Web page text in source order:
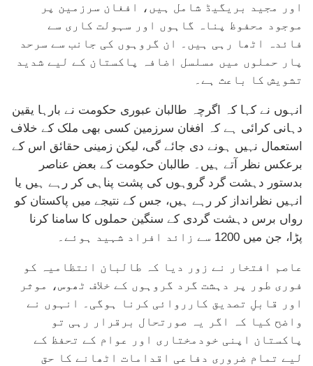
اور مجید بریگیڈ شامل ہیں، افغان سرزمین پر
موجود محفوظ پناہ گاہوں اور سہولت کاری سے
فائدہ اٹھا رہی ہیں۔ ان گروہوں کی جانب سے سرحد
پار حملوں میں مسلسل اضافہ پاکستان کے لیے شدید
تشویش کا باعث ہے۔
انہوں نے کہا کہ اگرچہ طالبان عبوری حکومت نے بارہا یقین
دہانی کرائی ہے کہ افغان سرزمین کسی بھی ملک کے خلاف
استعمال نہیں ہونے دی جائے گی، لیکن زمینی حقائق اس کے
برعکس نظر آتے ہیں۔ طالبان حکومت کے بعض عناصر
بدستور دہشت گرد گروہوں کی پشت پناہی کر رہے ہیں یا
انہیں نظرانداز کر رہے ہیں، جس کے نتیجے میں پاکستان کو
رواں برس دہشت گردی کے سنگین حملوں کا سامنا کرنا
پڑا، جن میں 1200 سے زائد افراد شہید ہوئے۔
عاصم افتخار نے زور دیا کہ طالبان انتظامیہ کو
فوری طور پر دہشت گرد گروہوں کے خلاف ٹھوس، موثر
اور قابلِ تصدیق کارروائی کرنا ہوگی۔ انہوں نے
واضح کیا کہ اگر یہ صورتحال برقرار رہی تو
پاکستان اپنی خودمختاری اور عوام کے تحفظ کے
لیے تمام ضروری دفاعی اقدامات اٹھانے کا حق